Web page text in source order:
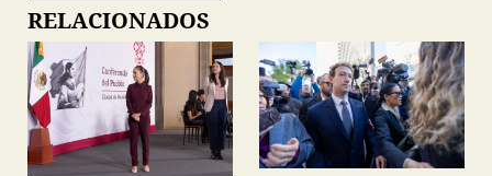
RELACIONADOS